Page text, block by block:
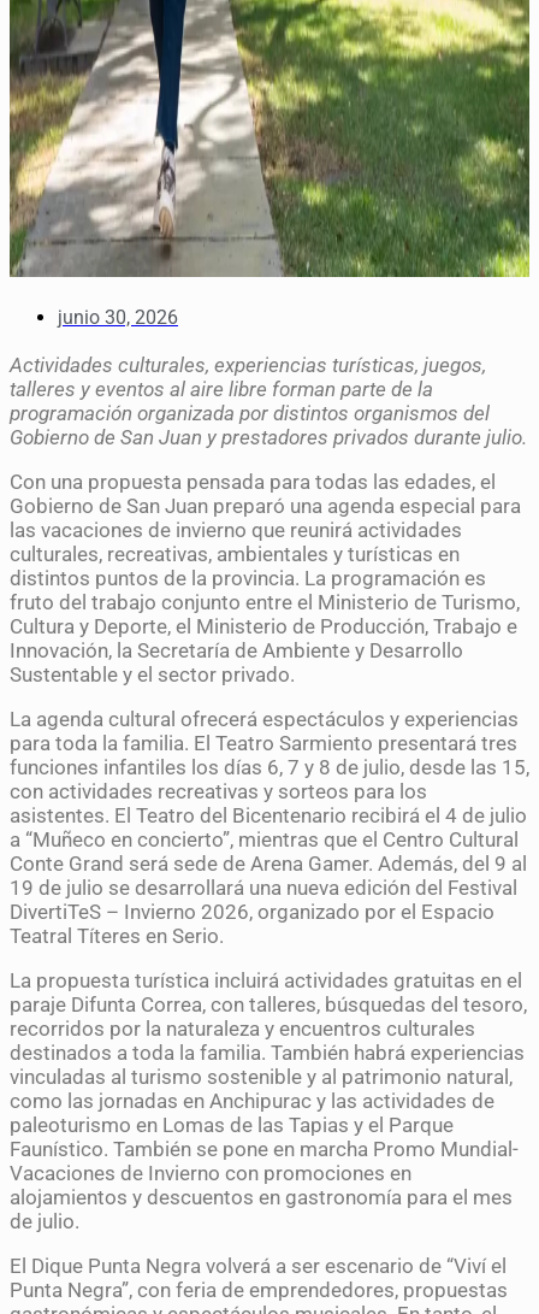
junio 30, 2026
Actividades culturales, experiencias turísticas, juegos,
talleres y eventos al aire libre forman parte de la
programación organizada por distintos organismos del
Gobierno de San Juan y prestadores privados durante julio.
Con una propuesta pensada para todas las edades, el
Gobierno de San Juan preparó una agenda especial para
las vacaciones de invierno que reunirá actividades
culturales, recreativas, ambientales y turísticas en
distintos puntos de la provincia. La programación es
fruto del trabajo conjunto entre el Ministerio de Turismo,
Cultura y Deporte, el Ministerio de Producción, Trabajo e
Innovación, la Secretaría de Ambiente y Desarrollo
Sustentable y el sector privado.
La agenda cultural ofrecerá espectáculos y experiencias
para toda la familia. El Teatro Sarmiento presentará tres
funciones infantiles los días 6, 7 y 8 de julio, desde las 15,
con actividades recreativas y sorteos para los
asistentes. El Teatro del Bicentenario recibirá el 4 de julio
a “Muñeco en concierto”, mientras que el Centro Cultural
Conte Grand será sede de Arena Gamer. Además, del 9 al
19 de julio se desarrollará una nueva edición del Festival
DivertiTeS – Invierno 2026, organizado por el Espacio
Teatral Títeres en Serio.
La propuesta turística incluirá actividades gratuitas en el
paraje Difunta Correa, con talleres, búsquedas del tesoro,
recorridos por la naturaleza y encuentros culturales
destinados a toda la familia. También habrá experiencias
vinculadas al turismo sostenible y al patrimonio natural,
como las jornadas en Anchipurac y las actividades de
paleoturismo en Lomas de las Tapias y el Parque
Faunístico. También se pone en marcha Promo Mundial-
Vacaciones de Invierno con promociones en
alojamientos y descuentos en gastronomía para el mes
de julio.
El Dique Punta Negra volverá a ser escenario de “Viví el
Punta Negra”, con feria de emprendedores, propuestas